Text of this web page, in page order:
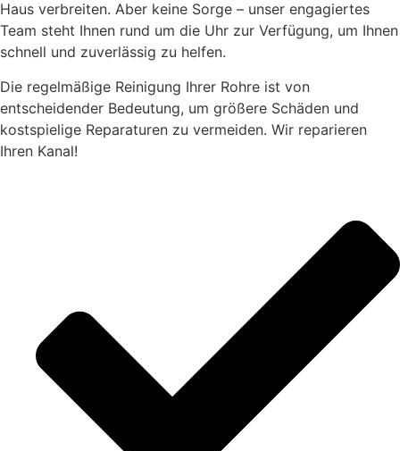
Haus verbreiten. Aber keine Sorge – unser engagiertes
Team steht Ihnen rund um die Uhr zur Verfügung, um Ihnen
schnell und zuverlässig zu helfen.
Die regelmäßige Reinigung Ihrer Rohre ist von
entscheidender Bedeutung, um größere Schäden und
kostspielige Reparaturen zu vermeiden. Wir reparieren
Ihren Kanal!